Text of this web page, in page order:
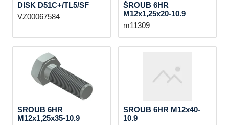
DISK D51C+/TL5/SF
VZ00067584
ŠROUB 6HR
M12x1,25x20-10.9
m11309
ŠROUB 6HR
M12x1,25x35-10.9
ŠROUB 6HR M12x40-
10.9